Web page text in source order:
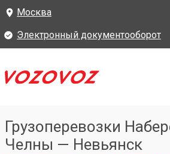
Москва
Электронный документооборот
Грузоперевозки
Челны — Невьянск